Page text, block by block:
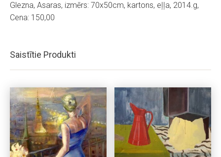
Glezna, Asaras, izmērs: 70x50cm, kartons, eļļa, 2014.g,
Cena: 150,00
Saistītie Produkti